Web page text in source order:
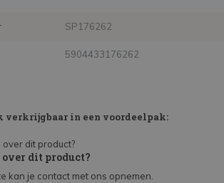
SP176262
5904433176262
verkrijgbaar in een voordeelpak:
over dit product?
kan je contact met ons opnemen.